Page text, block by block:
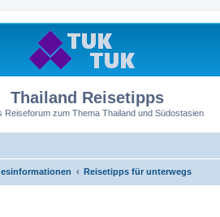
Thailand Reisetipps
Reiseforum zum Thema Thailand und Südostasien
Reisetipps für unterwegs